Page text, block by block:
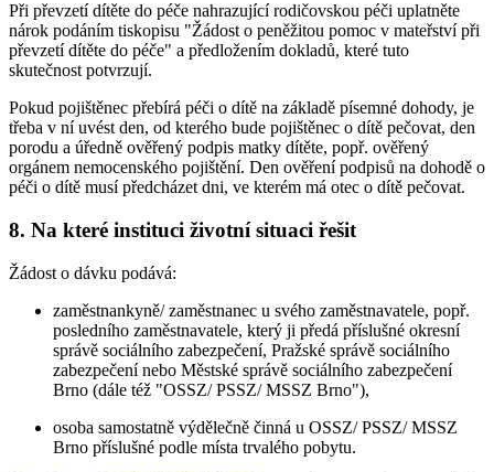
Při převzetí dítěte do péče nahrazující rodičovskou péči uplatněte
nárok podáním tiskopisu "Žádost o peněžitou pomoc v mateřství při
převzetí dítěte do péče" a předložením dokladů, které tuto
skutečnost potvrzují.
Pokud pojištěnec přebírá péči o dítě na základě písemné dohody, je
třeba v ní uvést den, od kterého bude pojištěnec o dítě pečovat, den
porodu a úředně ověřený podpis matky dítěte, popř. ověřený
orgánem nemocenského pojištění. Den ověření podpisů na dohodě o
péči o dítě musí předcházet dni, ve kterém má otec o dítě pečovat.
8. Na které instituci životní situaci řešit
Žádost o dávku podává:
zaměstnankyně/ zaměstnanec u svého zaměstnavatele, popř.
posledního zaměstnavatele, který ji předá příslušné okresní
správě sociálního zabezpečení, Pražské správě sociálního
zabezpečení nebo Městské správě sociálního zabezpečení
Brno (dále též "OSSZ/ PSSZ/ MSSZ Brno"),
osoba samostatně výdělečně činná u OSSZ/ PSSZ/ MSSZ
Brno příslušné podle místa trvalého pobytu.